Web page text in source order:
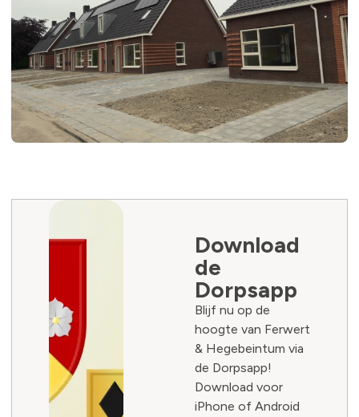
Download
de
Dorpsapp
Blijf nu op de
hoogte van Ferwert
& Hegebeintum via
de Dorpsapp!
Download voor
iPhone of Android